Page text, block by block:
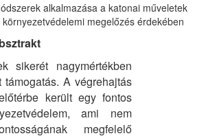
alkalmazása a katonai műveletek
megelőzés érdekében
sikerét nagymértékben
A végrehajtás
került egy fontos
ami nem
megfelelő